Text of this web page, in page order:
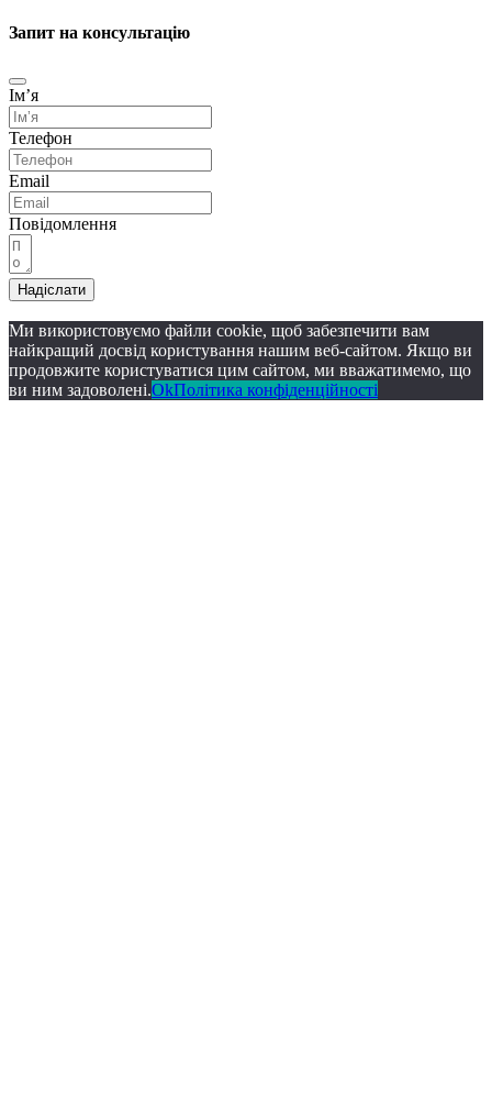
Запит на консультацію
Імʼя
Телефон
Email
Повідомлення
Надіслати
Ми використовуємо файли cookie, щоб забезпечити вам
найкращий досвід користування нашим веб-сайтом. Якщо ви
продовжите користуватися цим сайтом, ми вважатимемо, що
ви ним задоволені.OkПолітика конфіденційності